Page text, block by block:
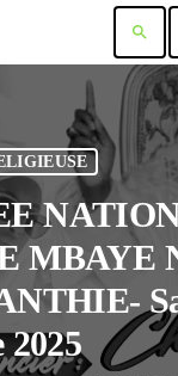
search
MBAYE
2025